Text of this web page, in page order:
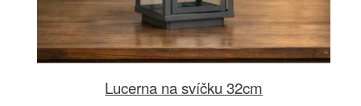
Lucerna na svíčku 32cm